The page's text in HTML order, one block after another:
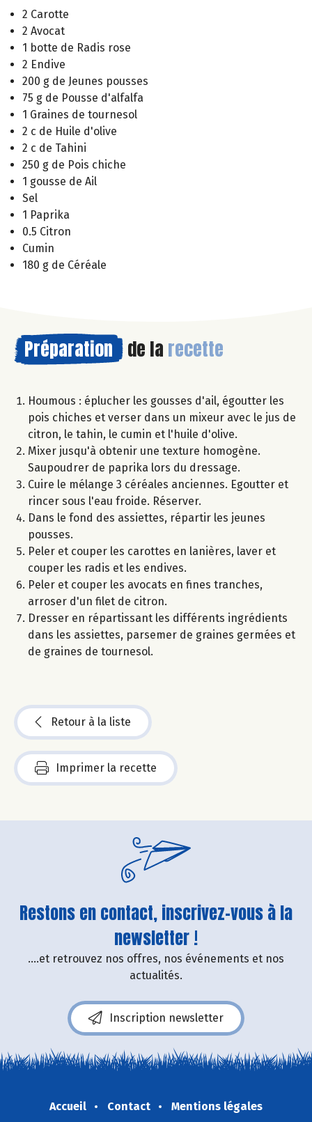
2 Carotte
2 Avocat
1 botte de Radis rose
2 Endive
200 g de Jeunes pousses
75 g de Pousse d'alfalfa
1 Graines de tournesol
2 c de Huile d'olive
2 c de Tahini
250 g de Pois chiche
1 gousse de Ail
Sel
1 Paprika
0.5 Citron
Cumin
180 g de Céréale
Préparation de la recette
Houmous : éplucher les gousses d'ail, égoutter les
pois chiches et verser dans un mixeur avec le jus de
citron, le tahin, le cumin et l'huile d'olive.
Mixer jusqu'à obtenir une texture homogène.
Saupoudrer de paprika lors du dressage.
Cuire le mélange 3 céréales anciennes. Egoutter et
rincer sous l'eau froide. Réserver.
Dans le fond des assiettes, répartir les jeunes
pousses.
Peler et couper les carottes en lanières, laver et
couper les radis et les endives.
Peler et couper les avocats en fines tranches,
arroser d'un filet de citron.
Dresser en répartissant les différents ingrédients
dans les assiettes, parsemer de graines germées et
de graines de tournesol.
Retour à la liste
Imprimer la recette
Restons en contact, inscrivez-vous à la
newsletter !
....et retrouvez nos offres, nos événements et nos
actualités.
Inscription newsletter
Accueil Contact
Mentions légales